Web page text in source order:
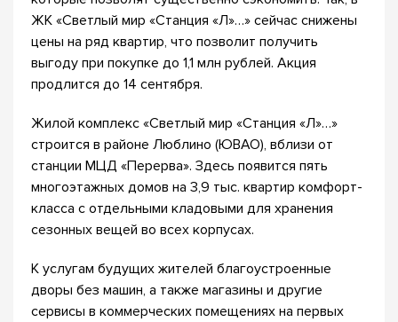
ЖК «Светлый мир «Станция «Л»…» сейчас снижены
цены на ряд квартир, что позволит получить
выгоду при покупке до 1,1 млн рублей. Акция
продлится до 14 сентября.
Жилой комплекс «Светлый мир «Станция «Л»…»
строится в районе Люблино (ЮВАО), вблизи от
станции МЦД «Перерва». Здесь появится пять
многоэтажных домов на 3,9 тыс. квартир комфорт-
класса с отдельными кладовыми для хранения
сезонных вещей во всех корпусах.
К услугам будущих жителей благоустроенные
дворы без машин, а также магазины и другие
сервисы в коммерческих помещениях на первых